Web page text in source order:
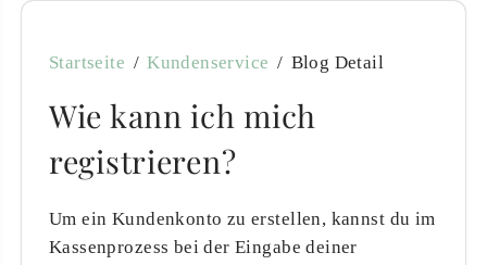
Startseite Kundenservice Blog Detail
Wie kann ich mich
registrieren?
Um ein Kundenkonto zu erstellen, kannst du im
Kassenprozess bei der Eingabe deiner